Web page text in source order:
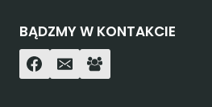
BĄDZMY W KONTAKCIE